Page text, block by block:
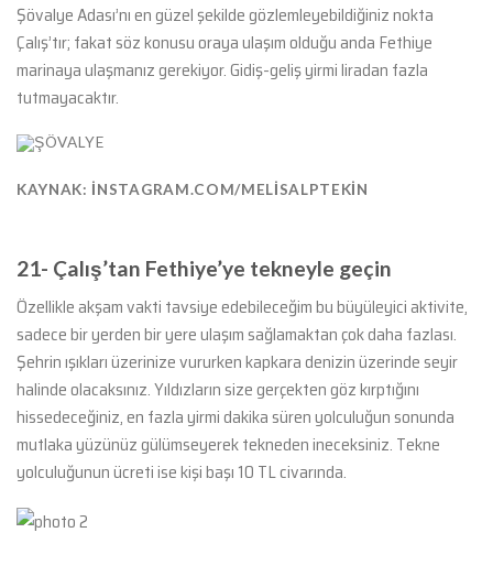
Şövalye Adası’nı en güzel şekilde gözlemleyebildiğiniz nokta
Çalış’tır; fakat söz konusu oraya ulaşım olduğu anda Fethiye
marinaya ulaşmanız gerekiyor. Gidiş-geliş yirmi liradan fazla
tutmayacaktır.
KAYNAK: INSTAGRAM.COM/MELISALPTEKIN
21- Çalış’tan Fethiye’ye tekneyle geçin
Özellikle akşam vakti tavsiye edebileceğim bu büyüleyici aktivite,
sadece bir yerden bir yere ulaşım sağlamaktan çok daha fazlası.
Şehrin ışıkları üzerinize vururken kapkara denizin üzerinde seyir
halinde olacaksınız. Yıldızların size gerçekten göz kırptığını
hissedeceğiniz, en fazla yirmi dakika süren yolculuğun sonunda
mutlaka yüzünüz gülümseyerek tekneden ineceksiniz. Tekne
yolculuğunun ücreti ise kişi başı 10 TL civarında.